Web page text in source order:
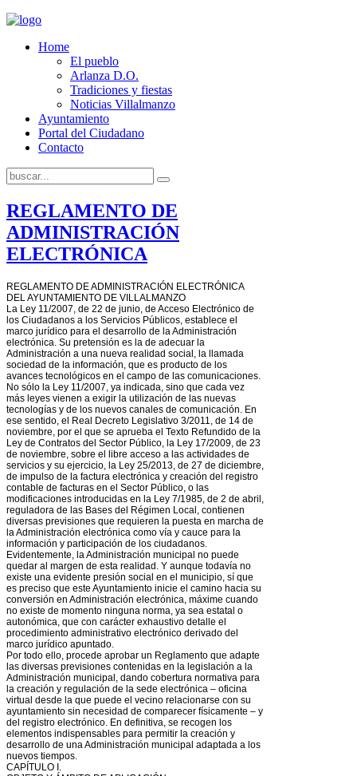
Home
El pueblo
Arlanza D.O.
Tradiciones y fiestas
Noticias Villalmanzo
Ayuntamiento
Portal del Ciudadano
Contacto
REGLAMENTO DE
ADMINISTRACIÓN
ELECTRÓNICA
REGLAMENTO DE ADMINISTRACIÓN ELECTRÓNICA
DEL AYUNTAMIENTO DE VILLALMANZO
La Ley 11/2007, de 22 de junio, de Acceso Electrónico de
los Ciudadanos a los Servicios Públicos, establece el
marco jurídico para el desarrollo de la Administración
electrónica. Su pretensión es la de adecuar la
Administración a una nueva realidad social, la llamada
sociedad de la información, que es producto de los
avances tecnológicos en el campo de las comunicaciones.
No sólo la Ley 11/2007, ya indicada, sino que cada vez
más leyes vienen a exigir la utilización de las nuevas
tecnologías y de los nuevos canales de comunicación. En
ese sentido, el Real Decreto Legislativo 3/2011, de 14 de
noviembre, por el que se aprueba el Texto Refundido de la
Ley de Contratos del Sector Público, la Ley 17/2009, de 23
de noviembre, sobre el libre acceso a las actividades de
servicios y su ejercicio, la Ley 25/2013, de 27 de diciembre,
de impulso de la factura electrónica y creación del registro
contable de facturas en el Sector Público, o las
modificaciones introducidas en la Ley 7/1985, de 2 de abril,
reguladora de las Bases del Régimen Local, contienen
diversas previsiones que requieren la puesta en marcha de
la Administración electrónica como vía y cauce para la
información y participación de los ciudadanos.
Evidentemente, la Administración municipal no puede
quedar al margen de esta realidad. Y aunque todavía no
existe una evidente presión social en el municipio, sí que
es preciso que este Ayuntamiento inicie el camino hacia su
conversión en Administración electrónica, máxime cuando
no existe de momento ninguna norma, ya sea estatal o
autonómica, que con carácter exhaustivo detalle el
procedimiento administrativo electrónico derivado del
marco jurídico apuntado.
Por todo ello, procede aprobar un Reglamento que adapte
las diversas previsiones contenidas en la legislación a la
Administración municipal, dando cobertura normativa para
la creación y regulación de la sede electrónica – oficina
virtual desde la que puede el vecino relacionarse con su
ayuntamiento sin necesidad de comparecer físicamente – y
del registro electrónico. En definitiva, se recogen los
elementos indispensables para permitir la creación y
desarrollo de una Administración municipal adaptada a los
nuevos tiempos.
CAPÍTULO I.